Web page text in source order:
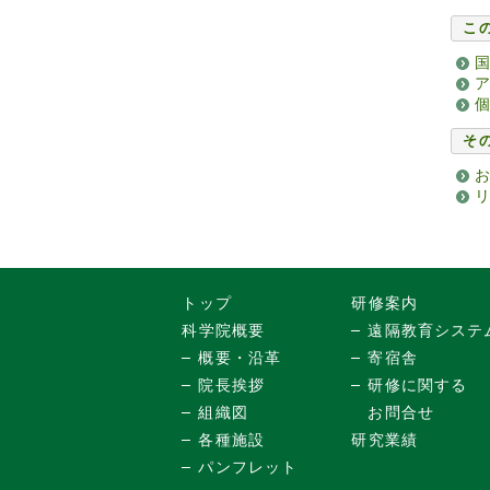
こ
そ
トップ
科学院概要
概要・沿革
院長挨拶
組織図
各種施設
パンフレット
研修案内
遠隔教育システ
寄宿舎
研修に関する
お問合せ
研究業績